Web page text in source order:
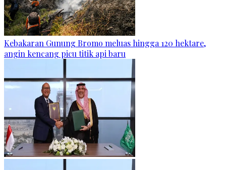
Kebakaran Gunung Bromo meluas hingga 120 hektare,
angin kencang picu titik api baru